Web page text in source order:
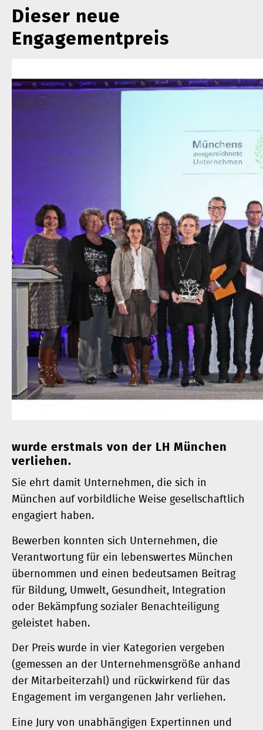
Dieser neue
Engagementpreis
wurde erstmals von der LH München
verliehen.
Sie ehrt damit Unternehmen, die sich in
München auf vorbildliche Weise gesellschaftlich
engagiert haben.
Bewerben konnten sich Unternehmen, die
Verantwortung für ein lebenswertes München
übernommen und einen bedeutsamen Beitrag
für Bildung, Umwelt, Gesundheit, Integration
oder Bekämpfung sozialer Benachteiligung
geleistet haben.
Der Preis wurde in vier Kategorien vergeben
(gemessen an der Unternehmensgröße anhand
der Mitarbeiterzahl) und rückwirkend für das
Engagement im vergangenen Jahr verliehen.
Eine Jury von unabhängigen Expertinnen und